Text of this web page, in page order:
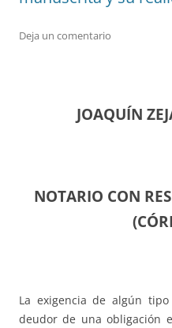
Deja un comentario
JOAQUÍN
NOTARIO CON
La exigencia de algún
deudor de una obligación